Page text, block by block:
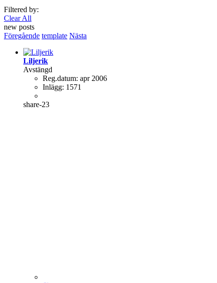
Filtered by:
Clear All
new posts
Föregående template Nästa
Liljerik
Avstängd
Reg.datum: apr 2006
Inlägg: 1571
share-23